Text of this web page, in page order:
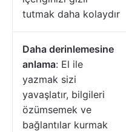
tutmak daha kolaydır
Daha derinlemesine
anlama: El ile
yazmak sizi
yavaşlatır, bilgileri
özümsemek ve
bağlantılar kurmak